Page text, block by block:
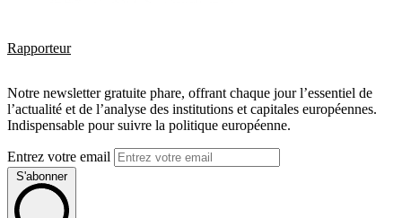
Rapporteur
Notre newsletter gratuite phare, offrant chaque jour l’essentiel de
l’actualité et de l’analyse des institutions et capitales européennes.
Indispensable pour suivre la politique européenne.
Entrez votre email
S'abonner